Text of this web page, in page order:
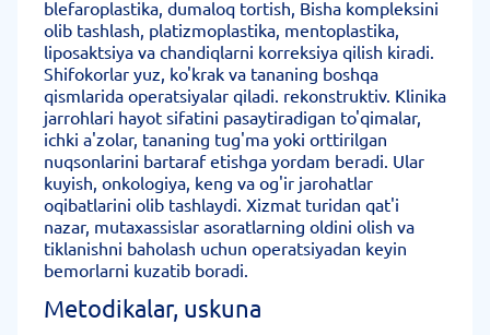
blefaroplastika, dumaloq tortish, Bisha kompleksini
olib tashlash, platizmoplastika, mentoplastika,
liposaktsiya va chandiqlarni korreksiya qilish kiradi.
Shifokorlar yuz, ko'krak va tananing boshqa
qismlarida operatsiyalar qiladi. rekonstruktiv. Klinika
jarrohlari hayot sifatini pasaytiradigan to'qimalar,
ichki a'zolar, tananing tug'ma yoki orttirilgan
nuqsonlarini bartaraf etishga yordam beradi. Ular
kuyish, onkologiya, keng va og'ir jarohatlar
oqibatlarini olib tashlaydi. Xizmat turidan qat'i
nazar, mutaxassislar asoratlarning oldini olish va
tiklanishni baholash uchun operatsiyadan keyin
bemorlarni kuzatib boradi.
Metodikalar, uskuna